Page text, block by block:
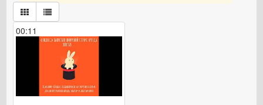
00:11